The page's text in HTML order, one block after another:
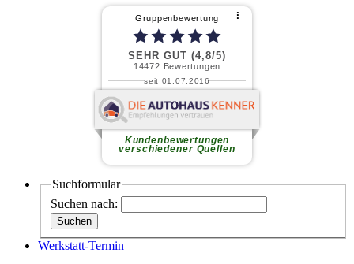
Gruppenbewertung ⠇
SEHR GUT (4,8/5)
14472 Bewertungen
seit 01.07.2016
Kundenbewertungen
verschiedener Quellen
Friedhelm J.
Freundliches Personal,
Leistungsverhältnis.weiterlesen
Suchformular
Suchen nach:
Werkstatt-Termin